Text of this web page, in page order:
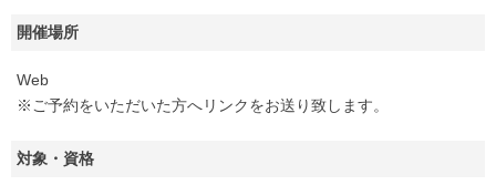
開催場所
Web
※ご予約をいただいた方へリンクをお送り致します。
対象・資格